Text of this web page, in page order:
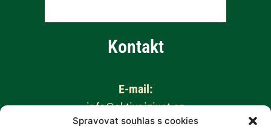
Spravovat souhlas s cookies
Kontakt
E-mail:
info@aktivnizivot.cz